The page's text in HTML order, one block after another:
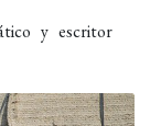
y escritor